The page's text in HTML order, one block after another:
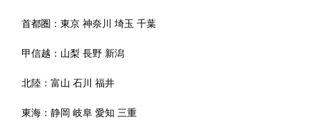
首都圏：東京 神奈川 埼玉 千葉
甲信越： 山梨 長野 新潟
北陸：富山 石川 福井
東海：静岡 岐阜 愛知 三重